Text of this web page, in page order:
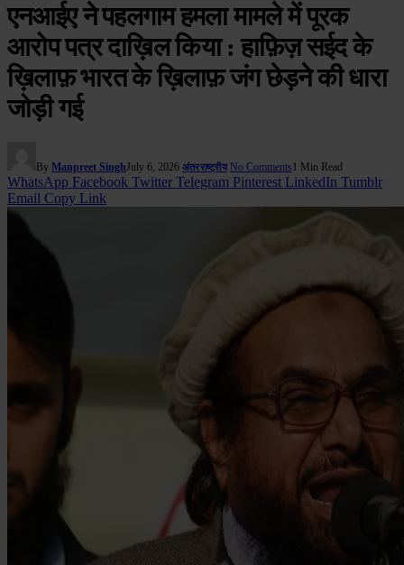
एनआईए ने पहलगाम हमला मामले में पूरक
आरोप पत्र दाख़िल किया : हाफ़िज़ सईद के
ख़िलाफ़ भारत के ख़िलाफ़ जंग छेड़ने की धारा
जोड़ी गई
By Manpreet SinghJuly 6, 2026 अंतरराष्ट्रीय No Comments1 Min Read
WhatsApp Facebook Twitter Telegram Pinterest LinkedIn Tumblr
Email Copy Link